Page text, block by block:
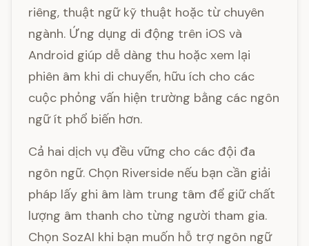
riêng, thuật ngữ kỹ thuật hoặc từ chuyên
ngành. Ứng dụng di động trên iOS và
Android giúp dễ dàng thu hoặc xem lại
phiên âm khi di chuyển, hữu ích cho các
cuộc phỏng vấn hiện trường bằng các ngôn
ngữ ít phổ biến hơn.
Cả hai dịch vụ đều vững cho các đội đa
ngôn ngữ. Chọn Riverside nếu bạn cần giải
pháp lấy ghi âm làm trung tâm để giữ chất
lượng âm thanh cho từng người tham gia.
Chọn SozAI khi bạn muốn hỗ trợ ngôn ngữ